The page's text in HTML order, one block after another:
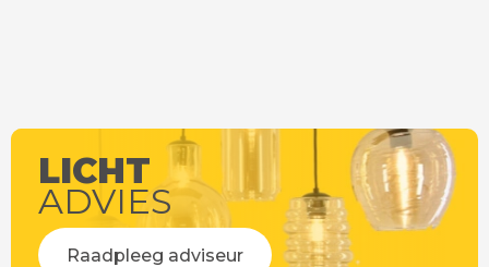
LICHT
ADVIES
Raadpleeg adviseur